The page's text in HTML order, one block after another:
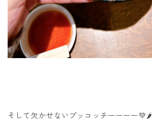
そして欠かせないプッコッチーーーー💚🌶️